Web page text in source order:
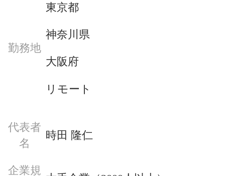
勤務地
東京都
神奈川県
大阪府
リモート
代表者
名
時田 隆仁
企業規